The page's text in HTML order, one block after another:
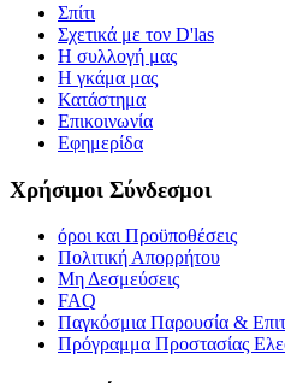
Σπίτι
Σχετικά με τον D'las
Η συλλογή μας
Η γκάμα μας
Κατάστημα
Επικοινωνία
Εφημερίδα
Χρήσιμοι Σύνδεσμοι
όροι και Προϋποθέσεις
Πολιτική Απορρήτου
Μη Δεσμεύσεις
FAQ
Παγκόσμια Παρουσία &
Πρόγραμμα Προστασίας